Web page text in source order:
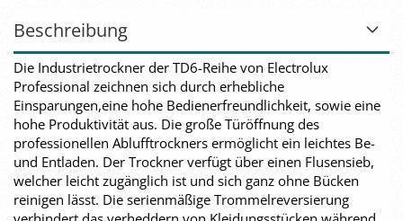
Beschreibung
Die Industrietrockner der TD6-Reihe von Electrolux
Professional zeichnen sich durch erhebliche
Einsparungen,eine hohe Bedienerfreundlichkeit, sowie eine
hohe Produktivität aus. Die große Türöffnung des
professionellen Ablufftrockners ermöglicht ein leichtes Be-
und Entladen. Der Trockner verfügt über einen Flusensieb,
welcher leicht zugänglich ist und sich ganz ohne Bücken
reinigen lässt. Die serienmäßige Trommelreversierung